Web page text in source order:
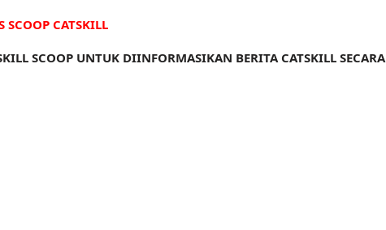
SCOOP CATSKILL
SCOOP UNTUK DIINFORMASIKAN BERITA CATSKILL SECARA